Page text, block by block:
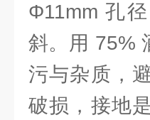
Φ11mm 孔
斜。用 75%
污与杂质，
破损，接地